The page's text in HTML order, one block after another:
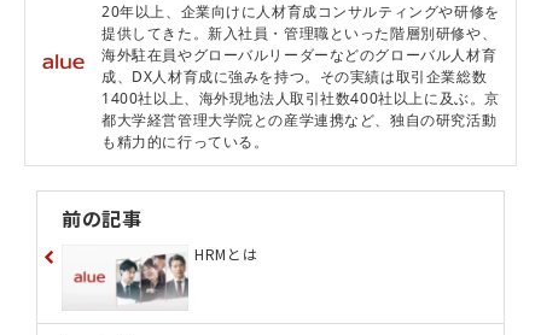
20年以上、企業向けに人材育成コンサルティングや研修を
提供してきた。新入社員・管理職といった階層別研修や、
海外駐在員やグローバルリーダーなどのグローバル人材育
成、DX人材育成に強みを持つ。その実績は取引企業総数
1400社以上、海外現地法人取引社数400社以上に及ぶ。京
都大学経営管理大学院との産学連携など、独自の研究活動
も精力的に行っている。
前の記事
HRMとは